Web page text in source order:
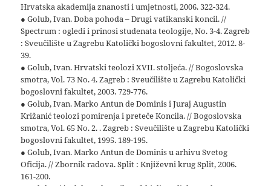
Hrvatska akademija znanosti i umjetnosti, 2006. 322-324.
● Golub, Ivan. Doba pohoda – Drugi vatikanski koncil. //
Spectrum : ogledi i prinosi studenata teologije, No. 3-4. Zagreb
: Sveučilište u Zagrebu Katolički bogoslovni fakultet, 2012. 8-
39.
● Golub, Ivan. Hrvatski teolozi XVII. stoljeća. // Bogoslovska
smotra, Vol. 73 No. 4. Zagreb : Sveučilište u Zagrebu Katolički
bogoslovni fakultet, 2003. 729-776.
● Golub, Ivan. Marko Antun de Dominis i Juraj Augustin
Križanić teolozi pomirenja i preteče Koncila. // Bogoslovska
smotra, Vol. 65 No. 2. . Zagreb : Sveučilište u Zagrebu Katolički
bogoslovni fakultet, 1995. 189-195.
● Golub, Ivan. Marko Antun de Dominis u arhivu Svetog
Oficija. // Zbornik radova. Split : Književni krug Split, 2006.
161-200.